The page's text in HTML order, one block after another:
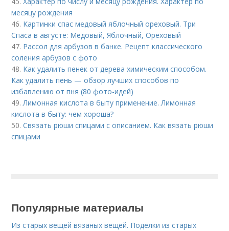
месяцу рождения
46. Картинки спас медовый яблочный ореховый. Три
Спаса в августе: Медовый, Яблочный, Ореховый
47. Рассол для арбузов в банке. Рецепт классического
соления арбузов с фото
48. Как удалить пенек от дерева химическим способом.
Как удалить пень — обзор лучших способов по
избавлению от пня (80 фото-идей)
49.Лимонная кислота в быту применение. Лимонная
кислота в быту: чем хороша?
50.Связать рюши спицами с описанием. Как вязать рюши
спицами
Популярные материалы
Из старых вещей вязаных вещей. Поделки из старых